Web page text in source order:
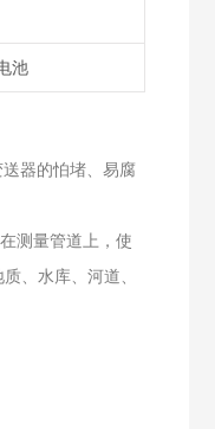
池
器的怕堵、易腐
测量管道上，使
、水库、河道、